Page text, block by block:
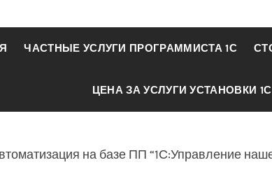
ЧАСТНЫЕ УСЛУГИ ПРОГРАММИСТА 1С
ЦЕНА ЗА УСЛУГИ УСТАНОВКИ 1С
на базе ПП “1С:Управление